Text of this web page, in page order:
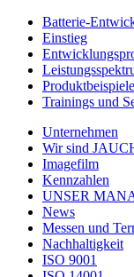
Batterie-
Einstieg
Produktbeispiele
Trainings und
Unternehmen
Wir sind
Imagefilm
Kennzahlen
UNSER
News
Messen und
Nachhaltigkeit
ISO 9001